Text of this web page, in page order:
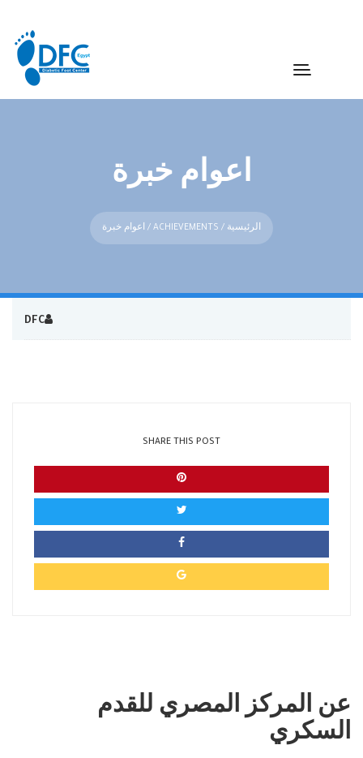
اعوام خبرة
الرئيسية /
ACHIEVEMENTS / اعوام خبرة
DFC
SHARE THIS POST
عن المركز المصري للقدم
السكري